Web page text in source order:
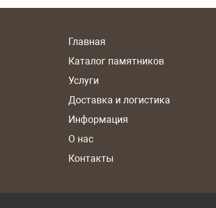
Главная
Каталог памятников
Услуги
Доставка и логистика
Информация
О нас
Контакты